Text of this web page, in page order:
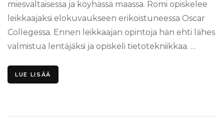
miesvaltaisessa ja köyhässä maassa. Romi opiskelee
leikkaajaksi elokuvaukseen erikoistuneessa Oscar
Collegessa. Ennen leikkaajan opintoja hän ehti lähes
valmistua lentäjäksi ja opiskeli tietotekniikkaa. …
LUE LISÄÄ